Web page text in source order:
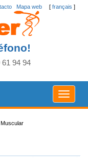
[ français ]
Mapa web
61 94 94
Toggle